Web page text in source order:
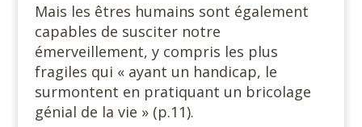
Mais les êtres humains sont également
capables de susciter notre
émerveillement, y compris les plus
fragiles qui « ayant un handicap, le
surmontent en pratiquant un bricolage
génial de la vie » (p.11).